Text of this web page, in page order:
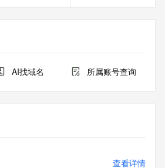
AI找域名 所属账号查询
查看详情